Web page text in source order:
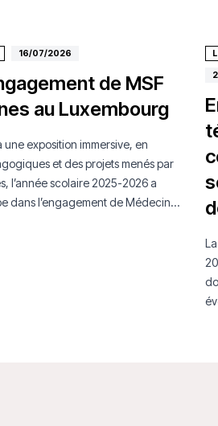
16/07/2026
de MSF
au Luxembourg
une exposition immersive, en
et des projets menés par
l’année scolaire 2025-2026 a
dans l’engagement de Médecins